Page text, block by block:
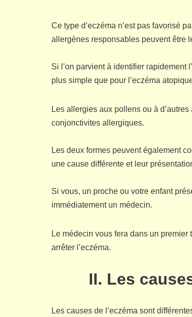
Ce type d’eczéma n’est pas favorisé
allergènes responsables peuvent être
Si l’on parvient à identifier rapidement
plus simple que pour l’eczéma
Les allergies aux pollens ou à
conjonctivites allergiques.
Les deux formes peuvent également
une cause différente et leur
Si vous, un proche ou votre enfant
immédiatement un médecin.
Le médecin vous fera dans un
arrêter l’eczéma.
II. Les
Les causes de l’eczéma sont